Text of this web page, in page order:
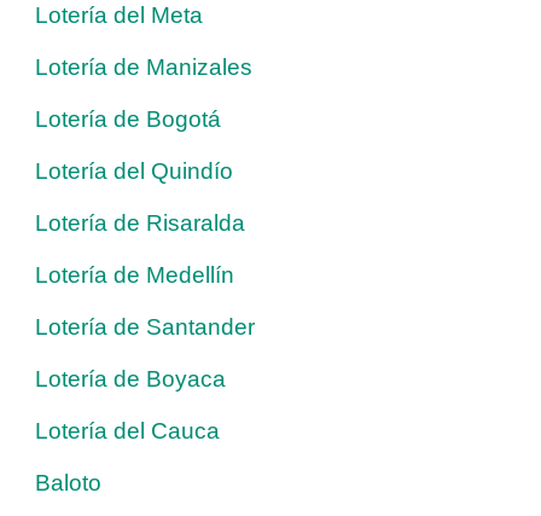
Lotería del Meta
Lotería de Manizales
Lotería de Bogotá
Lotería del Quindío
Lotería de Risaralda
Lotería de Medellín
Lotería de Santander
Lotería de Boyaca
Lotería del Cauca
Baloto